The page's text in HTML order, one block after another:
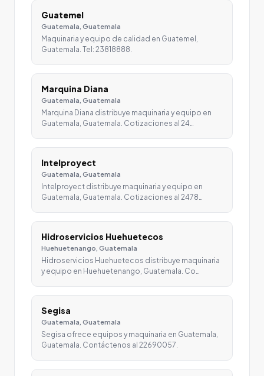
Guatemel
Guatemala, Guatemala
Maquinaria y equipo de calidad en Guatemel,
Guatemala. Tel: 23818888.
Marquina Diana
Guatemala, Guatemala
Marquina Diana distribuye maquinaria y equipo en
Guatemala, Guatemala. Cotizaciones al 24…
Intelproyect
Guatemala, Guatemala
Intelproyect distribuye maquinaria y equipo en
Guatemala, Guatemala. Cotizaciones al 2478…
Hidroservicios Huehuetecos
Huehuetenango, Guatemala
Hidroservicios Huehuetecos distribuye maquinaria
y equipo en Huehuetenango, Guatemala. Co…
Segisa
Guatemala, Guatemala
Segisa ofrece equipos y maquinaria en Guatemala,
Guatemala. Contáctenos al 22690057.